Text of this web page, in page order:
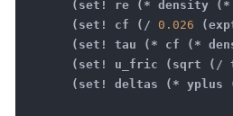
(set! re (* density (*
(set! cf (/ 0.026
(set! tau (* cf (*
(set! u_fric (sqrt (/
(set! deltas (* yplus (/